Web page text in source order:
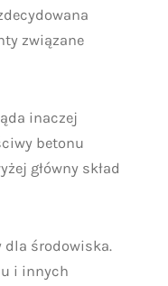
związane
inaczej
betonu
główny skład
dla środowiska.
i innych